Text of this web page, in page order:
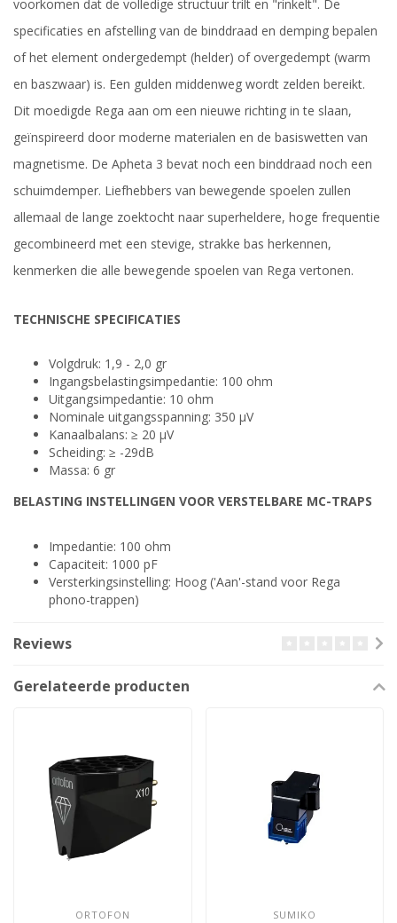
voorkomen dat de volledige structuur trilt en "rinkelt". De
specificaties en afstelling van de binddraad en demping bepalen
of het element ondergedempt (helder) of overgedempt (warm
en baszwaar) is. Een gulden middenweg wordt zelden bereikt.
Dit moedigde Rega aan om een nieuwe richting in te slaan,
geïnspireerd door moderne materialen en de basiswetten van
magnetisme. De Apheta 3 bevat noch een binddraad noch een
schuimdemper. Liefhebbers van bewegende spoelen zullen
allemaal de lange zoektocht naar superheldere, hoge frequentie
gecombineerd met een stevige, strakke bas herkennen,
kenmerken die alle bewegende spoelen van Rega vertonen.
TECHNISCHE SPECIFICATIES
Volgdruk: 1,9 - 2,0 gr
Ingangsbelastingsimpedantie: 100 ohm
Uitgangsimpedantie: 10 ohm
Nominale uitgangsspanning: 350 μV
Kanaalbalans: ≥ 20 μV
Scheiding: ≥ -29dB
Massa: 6 gr
BELASTING INSTELLINGEN VOOR VERSTELBARE MC-TRAPS
Impedantie: 100 ohm
Capaciteit: 1000 pF
Versterkingsinstelling: Hoog ('Aan'-stand voor Rega
phono-trappen)
Reviews
Gerelateerde producten
ORTOFON SUMIKO